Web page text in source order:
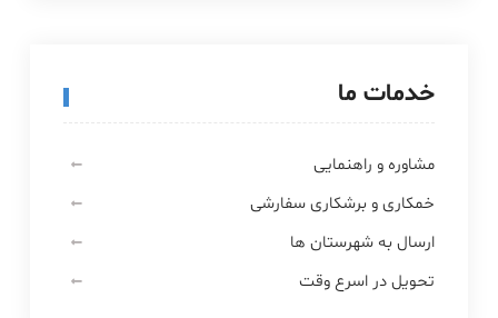
خدمات ما
مشاوره و راهنمایی
خمکاری و برشکاری سفارشی
ارسال به شهرستان ها
تحویل در اسرع وقت